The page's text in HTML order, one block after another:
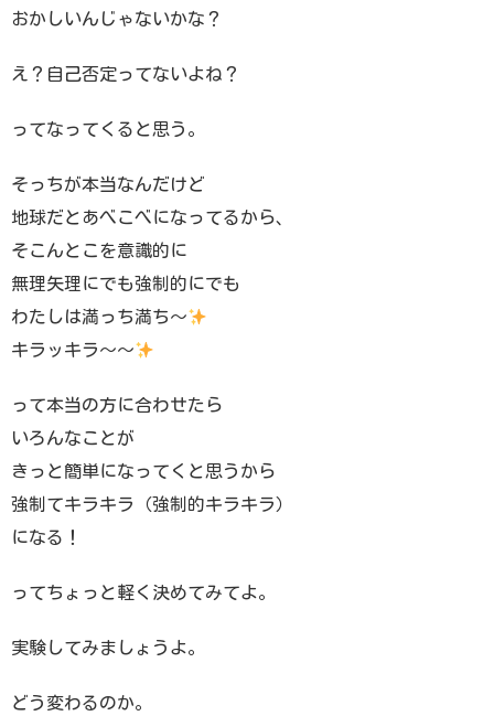
おかしいんじゃないかな？
え？自己否定ってないよね？
ってなってくると思う。
そっちが本当なんだけど
地球だとあべこべになってるから、
そこんとこを意識的に
無理矢理にでも強制的にでも
わたしは満っち満ち〜
キラッキラ〜〜
って本当の方に合わせたら
いろんなことが
きっと簡単になってくと思うから
強制てキラキラ（強制的キラキラ）
になる！
ってちょっと軽く決めてみてよ。
実験してみましょうよ。
どう変わるのか。